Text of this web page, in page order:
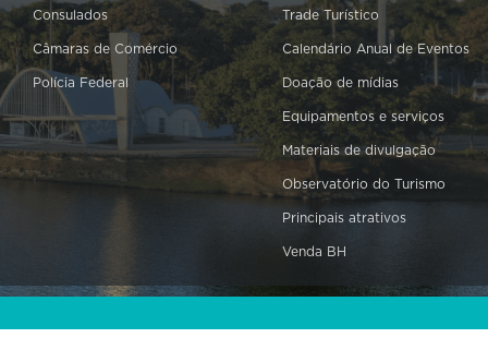
Consulados
Câmaras de Comércio
Polícia Federal
Trade Turístico
Calendário Anual de Eventos
Doação de mídias
Equipamentos e serviços
Materiais de divulgação
Observatório do Turismo
Principais atrativos
Venda BH